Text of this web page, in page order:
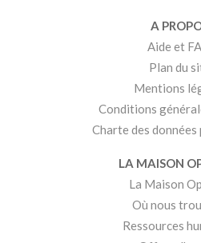
A
Aide et
Plan du
Mentions
Conditions
Charte des
LA MAISON
La Maison
Où nous
Ressources